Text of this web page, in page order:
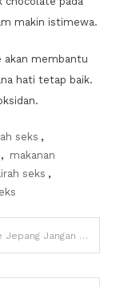
makin istimewa.
akan membantu
hati tetap baik.
seks ,
, makanan
seks ,
Liburan ke Jepang Jangan Lupa Naik ‘Kereta Jamur’